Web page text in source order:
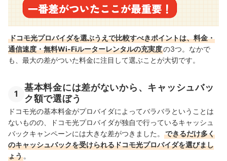
ドコモ光プロバイダを選ぶうえで比較すべきポイントは、料金・
通信速度・無料Wi-Fiルーターレンタルの充実度の3つ。なかで
も、最大の差がついた料金に注目して選ぶことが大切です。
1
基本料金には差がないから、キャッシュバッ
ク額で選ぼう
ドコモ光の基本料金がプロバイダによってバラバラということは
ないものの、ドコモ光プロバイダが独自で行っているキャッシュ
バックキャンペーンには大きな差がつきました。
できるだけ多く
のキャッシュバックを受けられるドコモ光プロバイダを選びまし
ょう。